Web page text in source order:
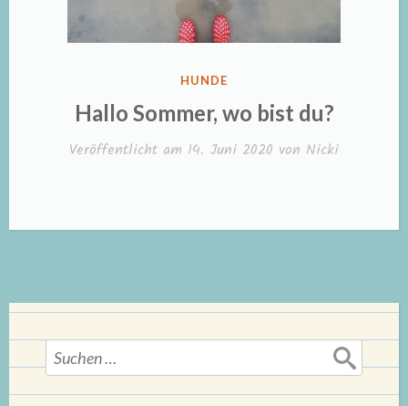
VERÖFFENTLICHT
HUNDE
Hallo Sommer, wo bist du?
Veröffentlicht am 14. Juni 2020 von Nicki
Suchen
nach: